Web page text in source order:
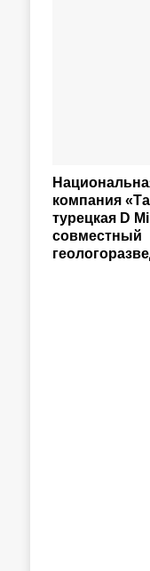
компания
турецкая D
совместный